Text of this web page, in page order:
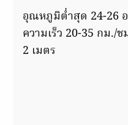
อุณหภูมิต่ำสุด 24-26 อ
ความเร็ว 20-35 กม./
2 เมตร